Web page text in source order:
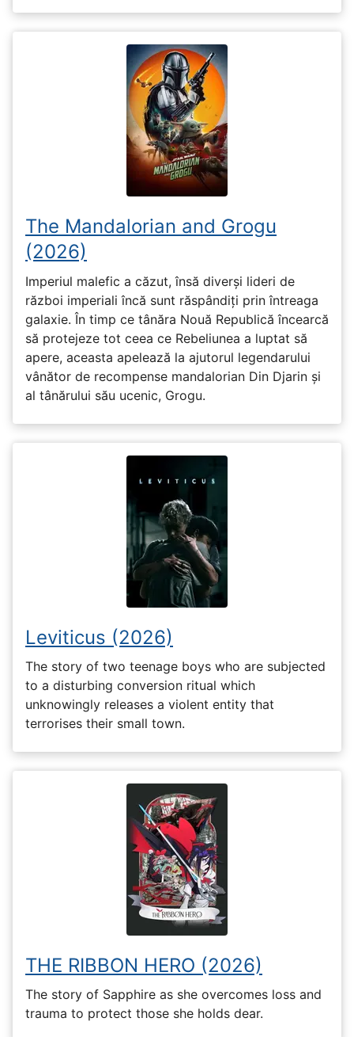
The Mandalorian and Grogu
(2026)
Imperiul malefic a căzut, însă diverși lideri de
război imperiali încă sunt răspândiți prin întreaga
galaxie. În timp ce tânăra Nouă Republică încearcă
să protejeze tot ceea ce Rebeliunea a luptat să
apere, aceasta apelează la ajutorul legendarului
vânător de recompense mandalorian Din Djarin și
al tânărului său ucenic, Grogu.
Leviticus (2026)
The story of two teenage boys who are subjected
to a disturbing conversion ritual which
unknowingly releases a violent entity that
terrorises their small town.
THE RIBBON HERO (2026)
The story of Sapphire as she overcomes loss and
trauma to protect those she holds dear.